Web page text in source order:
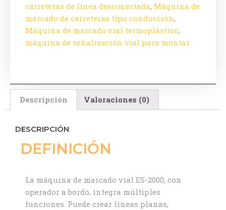
carreteras de línea desconectada, Máquina de
marcado de carreteras tipo conducción,
Máquina de marcado vial termoplástico,
máquina de señalización vial para montar
Descripción Valoraciones (0)
DESCRIPCIÓN
DEFINICIÓN
La máquina de marcado vial ES-2000, con
operador a bordo, integra múltiples
funciones. Puede crear líneas planas,